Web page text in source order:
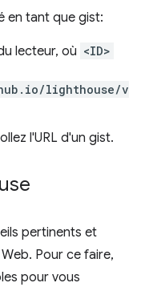
en tant que gist:
lecteur, où <ID>
lighthouse/v
l'URL d'un gist.
pertinents et
Pour ce faire,
pour vous